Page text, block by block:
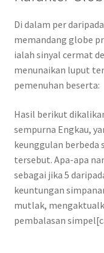
Di dalam per
memandang globe
ialah sinyal cermat
menunaikan luput
pemenuhan beserta:
Hasil berikut
sempurna Engkau,
keunggulan berbeda
tersebut. Apa-apa
sebagai jika 5
keuntungan
mutlak,
pembalasan